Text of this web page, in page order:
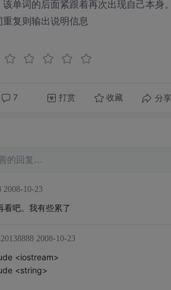
单词的后面紧跟着再次出现自己本
复则输出说明信息
7 打赏 收藏 分享
的回复…
2008-10-23
看吧。我有些累了
2008-10-23
<iostream>
<string>